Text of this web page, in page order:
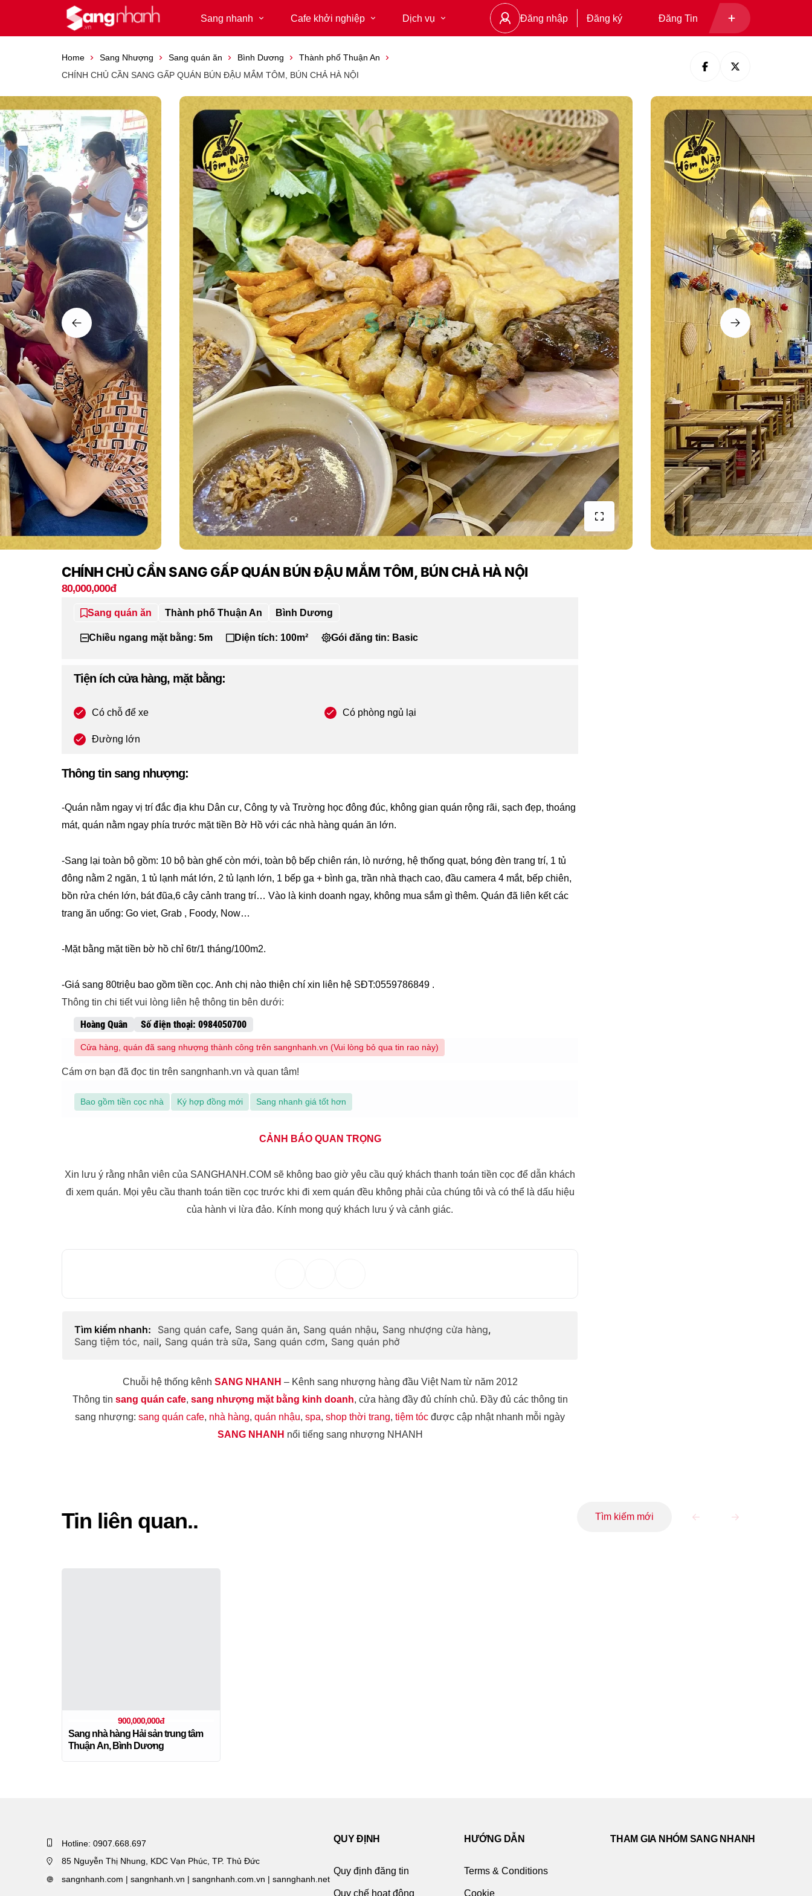
Sang nhanh Cafe khởi nghiệp Dịch vụ Đăng nhập Đăng ký Đăng Tin
Home Sang Nhượng Sang quán ăn Bình Dương
Thành phố Thuận An
CHÍNH CHỦ CẦN SANG GẤP QUÁN BÚN ĐẬU MẮM TÔM, BÚN CHẢ HÀ NỘI
CHÍNH CHỦ CẦN SANG GẤP QUÁN BÚN ĐẬU MẮM TÔM, BÚN CHẢ HÀ NỘI
80,000,000đ
Sang quán ăn Thành phố Thuận An Bình Dương
Chiều ngang mặt bằng: 5m Diện tích: 100m² Gói đăng tin: Basic
Tiện ích cửa hàng, mặt bằng:
Có chỗ để xe Có phòng ngủ lại
Đường lớn
Thông tin sang nhượng:
-Quán nằm ngay vị trí đắc địa khu Dân cư, Công ty và Trường học đông đúc, không gian quán rộng rãi, sạch đẹp, thoáng
mát, quán nằm ngay phía trước mặt tiền Bờ Hồ với các nhà hàng quán ăn lớn.
-Sang lại toàn bộ gồm: 10 bộ bàn ghế còn mới, toàn bộ bếp chiên rán, lò nướng, hệ thống quạt, bóng đèn trang trí, 1 tủ
đông nằm 2 ngăn, 1 tủ lạnh mát lớn, 2 tủ lạnh lớn, 1 bếp ga + bình ga, trần nhà thạch cao, đầu camera 4 mắt, bếp chiên,
bồn rửa chén lớn, bát đũa,6 cây cảnh trang trí… Vào là kinh doanh ngay, không mua sắm gì thêm. Quán đã liên kết các
trang ăn uống: Go viet, Grab , Foody, Now…
-Mặt bằng mặt tiền bờ hồ chỉ 6tr/1 tháng/100m2.
-Giá sang 80triệu bao gồm tiền cọc. Anh chị nào thiện chí xin liên hệ SĐT:0559786849 .
Thông tin chi tiết vui lòng liên hệ thông tin bên dưới:
Hoàng Quân Số điện thoại: 0984050700
Cửa hàng, quán đã sang nhượng thành công trên sangnhanh.vn (Vui lòng bỏ qua tin rao này)
Cám ơn bạn đã đọc tin trên sangnhanh.vn và quan tâm!
Bao gồm tiền cọc nhà Ký hợp đồng mới Sang nhanh giá tốt hơn
CẢNH BÁO QUAN TRỌNG
Xin lưu ý rằng nhân viên của SANGHANH.COM sẽ không bao giờ yêu cầu quý khách thanh toán tiền cọc để dẫn khách
đi xem quán. Mọi yêu cầu thanh toán tiền cọc trước khi đi xem quán đều không phải của chúng tôi và có thể là dấu hiệu
của hành vi lừa đảo. Kính mong quý khách lưu ý và cảnh giác.
Tìm kiếm nhanh: Sang quán cafe, Sang quán ăn, Sang quán nhậu, Sang nhượng cửa hàng,
Sang tiệm tóc, nail, Sang quán trà sữa, Sang quán cơm, Sang quán phở
Chuỗi hệ thống kênh SANG NHANH – Kênh sang nhượng hàng đầu Việt Nam từ năm 2012
Thông tin sang quán cafe, sang nhượng mặt bằng kinh doanh, cửa hàng đầy đủ chính chủ. Đầy đủ các thông tin
sang nhượng: sang quán cafe, nhà hàng, quán nhậu, spa, shop thời trang, tiệm tóc được cập nhật nhanh mỗi ngày
SANG NHANH nổi tiếng sang nhượng NHANH
Tin liên quan.. Tìm kiếm mới
900,000,000đ
Sang nhà hàng Hải sản trung tâm
Thuận An, Bình Dương
Hotline: 0907.668.697
85 Nguyễn Thị Nhung, KDC Vạn Phúc, TP. Thủ Đức
sangnhanh.com | sangnhanh.vn | sangnhanh.com.vn | sannghanh.net
QUY ĐỊNH
Quy định đăng tin
Quy chế hoạt động
HƯỚNG DẪN
Terms & Conditions
Cookie
THAM GIA NHÓM SANG NHANH